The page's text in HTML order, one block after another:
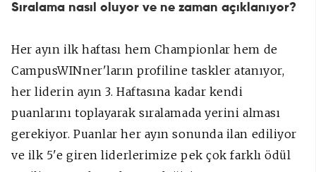
Sıralama nasıl oluyor ve ne zaman açıklanıyor?
Her ayın ilk haftası hem Championlar hem de
CampusWINner'ların profiline taskler atanıyor,
her liderin ayın 3. Haftasına kadar kendi
puanlarını toplayarak sıralamada yerini alması
gerekiyor. Puanlar her ayın sonunda ilan ediliyor
ve ilk 5'e giren liderlerimize pek çok farklı ödül